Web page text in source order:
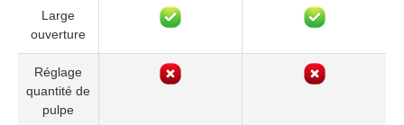
Large
ouverture
Réglage
quantité de
pulpe